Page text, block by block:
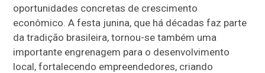
oportunidades concretas de crescimento
econômico. A festa junina, que há décadas faz parte
da tradição brasileira, tornou-se também uma
importante engrenagem para o desenvolvimento
local, fortalecendo empreendedores, criando